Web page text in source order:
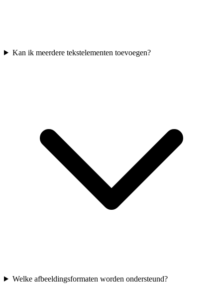
Kan ik meerdere tekstelementen toevoegen?
Welke afbeeldingsformaten worden ondersteund?